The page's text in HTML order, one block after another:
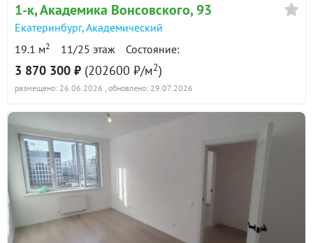
Ежемесячный
платёж
45 800
₽
Сумма кредита 2 695 000
Расчёт по аннуитетной формуле и является ориентировочным. Точную
ставку и условия уточняйте в банке.
90 дн.
Показать всю историю: 10 предложений →
1-к, Академика Вонсовского, 93
Екатеринбург,Академический
19.1 м2 11/25 этаж Состояние:
3 870 300 ₽ (202600 ₽/м2)
размещено: 26.06.2026 , обновлено: 29.07.2026